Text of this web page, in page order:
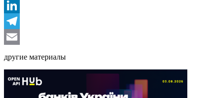
Facebook
LinkedIn
Telegram
другие материалы